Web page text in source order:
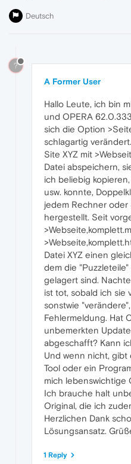
Deutsch
?
A Former User
Hallo Leute, ich bin
und OPERA
sich die Option
schlagartig
Site XYZ mit
Datei abspeichern,
ich beliebig
usw. konnte,
jedem Rechner
hergestellt. Seit
Datei XYZ einen
dem die
gelagert sind.
ist tot, sobald ich sie
sonstwie
Fehlermeldung. Hat
unbemerkten
abgeschafft? Kann
Und wenn nicht, gibt
Tool oder ein
mich lebenswichtige
Ich brauche halt
Original, die ich
Herzlichen Dank
Lösungsansatz.
1 Reply